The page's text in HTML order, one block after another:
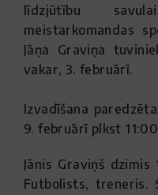
līdzjūtību
meistarkomandas
Jāņa Graviņa
vakar, 3. februārī.
Izvadīšana
9. februārī plkst
Jānis Graviņš
Futbolists, treneris.